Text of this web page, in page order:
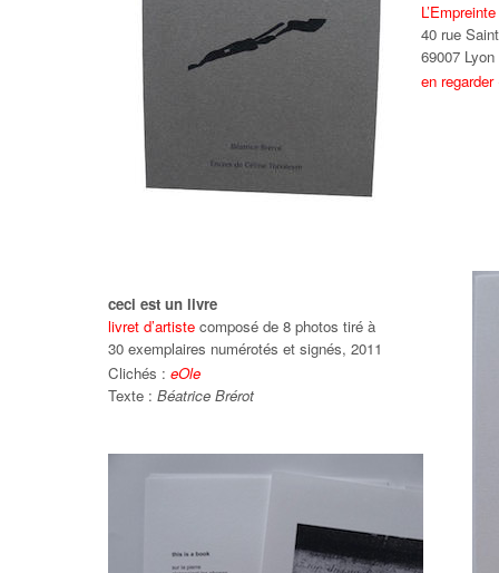
L’Empreinte
40 rue
69007 Lyon
en regarder
ceci est un livre
livret d’artiste composé de 8 photos tiré à
30 exemplaires numérotés et signés, 2011
Clichés : eOle
Texte : Béatrice Brérot